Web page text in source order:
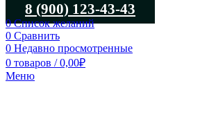
8 (900) 123-43-43
0Список желаний
0 Сравнить
0 Недавно просмотренные
0 товаров / 0,00₽
Меню